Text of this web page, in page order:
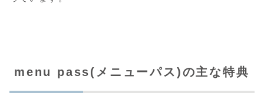
menu pass(メニューパス)の主な特典